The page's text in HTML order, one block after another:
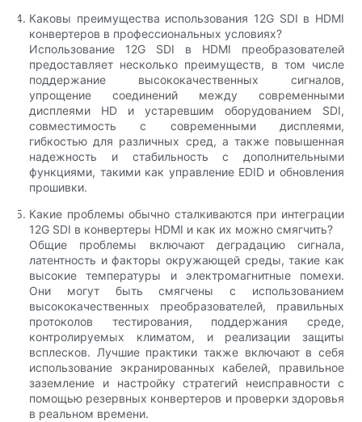
Каковы преимущества использования 12G SDI в HDMI
конвертеров в профессиональных условиях?
Использование 12G SDI в HDMI преобразователей
предоставляет несколько преимуществ, в том числе
поддержание высококачественных сигналов,
упрощение соединений между современными
дисплеями HD и устаревшим оборудованием SDI,
совместимость с современными дисплеями,
гибкостью для различных сред, а также повышенная
надежность и стабильность с дополнительными
функциями, такими как управление EDID и обновления
прошивки.
Какие проблемы обычно сталкиваются при интеграции
12G SDI в конвертеры HDMI и как их можно смягчить?
Общие проблемы включают деградацию сигнала,
латентность и факторы окружающей среды, такие как
высокие температуры и электромагнитные помехи.
Они могут быть смягчены с использованием
высококачественных преобразователей, правильных
протоколов тестирования, поддержания среде,
контролируемых климатом, и реализации защиты
всплесков. Лучшие практики также включают в себя
использование экранированных кабелей, правильное
заземление и настройку стратегий неисправности с
помощью резервных конвертеров и проверки здоровья
в реальном времени.